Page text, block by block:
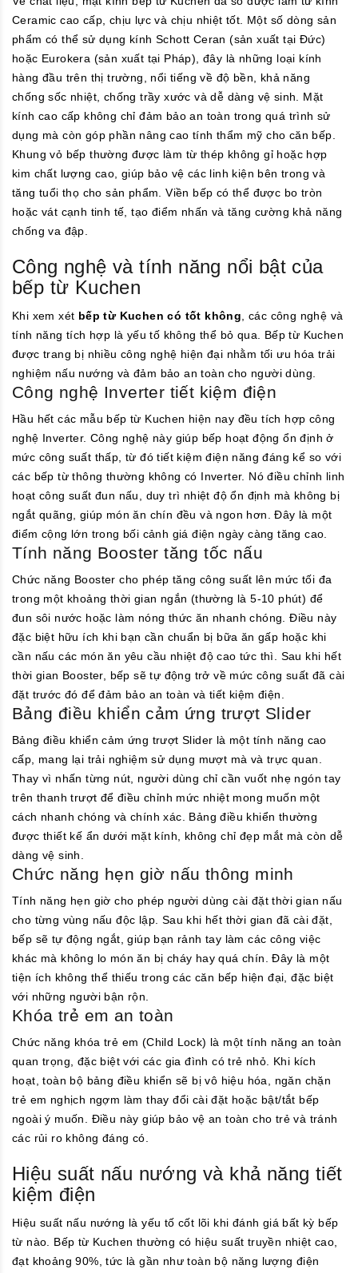
Ceramic cao cấp, chịu lực và chịu nhiệt tốt. Một số dòng sản
phẩm có thể sử dụng kính Schott Ceran (sản xuất tại Đức)
hoặc Eurokera (sản xuất tại Pháp), đây là những loại kính
hàng đầu trên thị trường, nổi tiếng về độ bền, khả năng
chống sốc nhiệt, chống trầy xước và dễ dàng vệ sinh. Mặt
kính cao cấp không chỉ đảm bảo an toàn trong quá trình sử
dụng mà còn góp phần nâng cao tính thẩm mỹ cho căn bếp.
Khung vỏ bếp thường được làm từ thép không gỉ hoặc hợp
kim chất lượng cao, giúp bảo vệ các linh kiện bên trong và
tăng tuổi thọ cho sản phẩm. Viền bếp có thể được bo tròn
hoặc vát cạnh tinh tế, tạo điểm nhấn và tăng cường khả năng
chống va đập.
Công nghệ và tính năng nổi bật của
bếp từ Kuchen
Khi xem xét bếp từ Kuchen có tốt không , các công nghệ và
tính năng tích hợp là yếu tố không thể bỏ qua. Bếp từ Kuchen
được trang bị nhiều công nghệ hiện đại nhằm tối ưu hóa trải
nghiệm nấu nướng và đảm bảo an toàn cho người dùng.
Công nghệ Inverter tiết kiệm điện
Hầu hết các mẫu bếp từ Kuchen hiện nay đều tích hợp công
nghệ Inverter. Công nghệ này giúp bếp hoạt động ổn định ở
mức công suất thấp, từ đó tiết kiệm điện năng đáng kể so với
các bếp từ thông thường không có Inverter. Nó điều chỉnh linh
hoạt công suất đun nấu, duy trì nhiệt độ ổn định mà không bị
ngắt quãng, giúp món ăn chín đều và ngon hơn. Đây là một
điểm cộng lớn trong bối cảnh giá điện ngày càng tăng cao.
Tính năng Booster tăng tốc nấu
Chức năng Booster cho phép tăng công suất lên mức tối đa
trong một khoảng thời gian ngắn (thường là 5-10 phút) để
đun sôi nước hoặc làm nóng thức ăn nhanh chóng. Điều này
đặc biệt hữu ích khi bạn cần chuẩn bị bữa ăn gấp hoặc khi
cần nấu các món ăn yêu cầu nhiệt độ cao tức thì. Sau khi hết
thời gian Booster, bếp sẽ tự động trở về mức công suất đã cài
đặt trước đó để đảm bảo an toàn và tiết kiệm điện.
Bảng điều khiển cảm ứng trượt Slider
Bảng điều khiển cảm ứng trượt Slider là một tính năng cao
cấp, mang lại trải nghiệm sử dụng mượt mà và trực quan.
Thay vì nhấn từng nút, người dùng chỉ cần vuốt nhẹ ngón tay
trên thanh trượt để điều chỉnh mức nhiệt mong muốn một
cách nhanh chóng và chính xác. Bảng điều khiển thường
được thiết kế ẩn dưới mặt kính, không chỉ đẹp mắt mà còn dễ
dàng vệ sinh.
Chức năng hẹn giờ nấu thông minh
Tính năng hẹn giờ cho phép người dùng cài đặt thời gian nấu
cho từng vùng nấu độc lập. Sau khi hết thời gian đã cài đặt,
bếp sẽ tự động ngắt, giúp bạn rảnh tay làm các công việc
khác mà không lo món ăn bị cháy hay quá chín. Đây là một
tiện ích không thể thiếu trong các căn bếp hiện đại, đặc biệt
với những người bận rộn.
Khóa trẻ em an toàn
Chức năng khóa trẻ em (Child Lock) là một tính năng an toàn
quan trọng, đặc biệt với các gia đình có trẻ nhỏ. Khi kích
hoạt, toàn bộ bảng điều khiển sẽ bị vô hiệu hóa, ngăn chặn
trẻ em nghịch ngợm làm thay đổi cài đặt hoặc bật/tắt bếp
ngoài ý muốn. Điều này giúp bảo vệ an toàn cho trẻ và tránh
các rủi ro không đáng có.
Hiệu suất nấu nướng và khả năng tiết
kiệm điện
Hiệu suất nấu nướng là yếu tố cốt lõi khi đánh giá bất kỳ bếp
từ nào. Bếp từ Kuchen thường có hiệu suất truyền nhiệt cao,
đạt khoảng 90%, tức là gần như toàn bộ năng lượng điện